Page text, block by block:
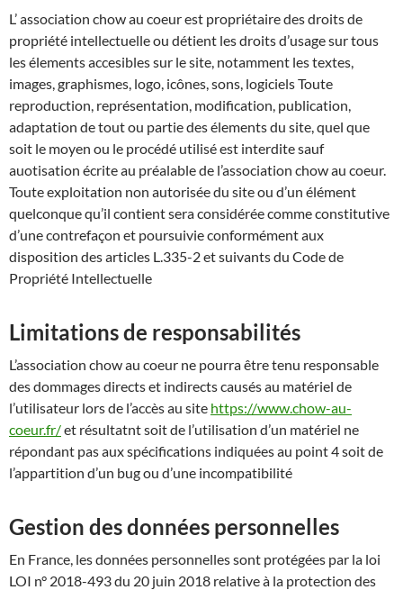
L’ association chow au coeur est propriétaire des droits de
propriété intellectuelle ou détient les droits d’usage sur tous
les élements accesibles sur le site, notamment les textes,
images, graphismes, logo, icônes, sons, logiciels Toute
reproduction, représentation, modification, publication,
adaptation de tout ou partie des élements du site, quel que
soit le moyen ou le procédé utilisé est interdite sauf
auotisation écrite au préalable de l’association chow au coeur.
Toute exploitation non autorisée du site ou d’un élément
quelconque qu’il contient sera considérée comme constitutive
d’une contrefaçon et poursuivie conformément aux
disposition des articles L.335-2 et suivants du Code de
Propriété Intellectuelle
Limitations de responsabilités
L’association chow au coeur ne pourra être tenu responsable
des dommages directs et indirects causés au matériel de
l’utilisateur lors de l’accès au site https://www.chow-au-
coeur.fr/et résultatnt soit de l’utilisation d’un matériel ne
répondant pas aux spécifications indiquées au point 4 soit de
l’appartition d’un bug ou d’une incompatibilité
Gestion des données personnelles
En France, les données personnelles sont protégées par la loi
LOI n° 2018-493 du 20 juin 2018 relative à la protection des